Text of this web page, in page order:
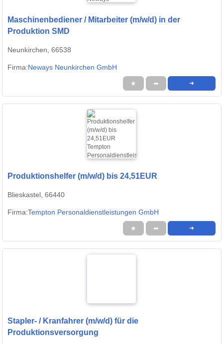
Maschinenbediener / Mitarbeiter (m/w/d) in der
Produktion SMD
Neunkirchen, 66538
Firma:Neways Neunkirchen GmbH
★ ➦ ➜
Produktionshelfer (m/w/d) bis 24,51EUR
Blieskastel, 66440
Firma:Tempton Personaldienstleistungen GmbH
★ ➦ ➜
Stapler- / Kranfahrer (m/w/d) für die
Produktionsversorgung